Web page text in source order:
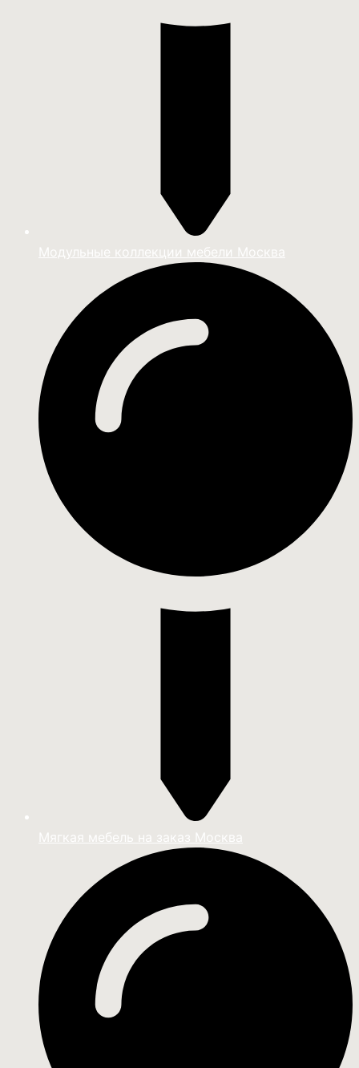
Модульные коллекции мебели Москва
Мягкая мебель на заказ Москва